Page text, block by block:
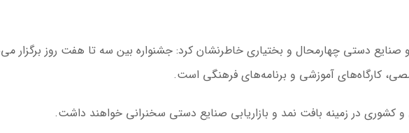
دستی چهارمحال و بختیاری خاطرنشان کرد: جشنواره بین سه تا هفت روز برگزار
کارگاه‌های آموزشی و برنامه‌های فرهنگی است.
کشوری در زمینه بافت نمد و بازاریابی صنایع دستی سخنرانی خواهند داشت.